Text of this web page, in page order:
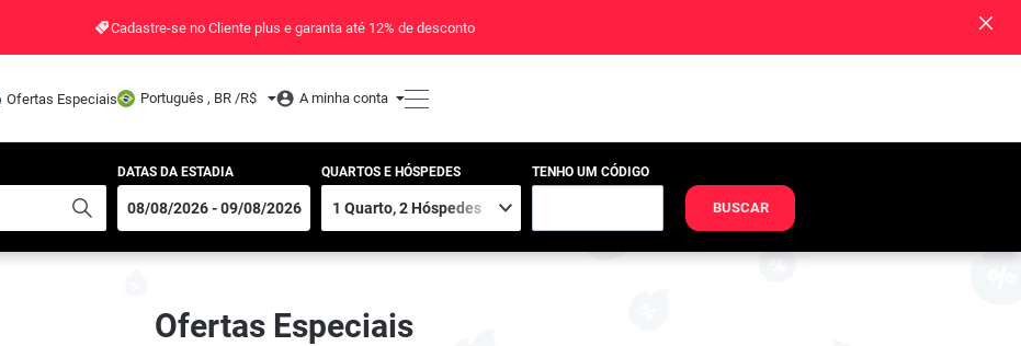
Cadastre-se no Cliente plus e garanta até 12% de desconto
Ofertas Especiais Português , BR /R$ A minha conta
DATAS DA ESTADIA QUARTOS E HÓSPEDES TENHO UM CÓDIGO
BUSCAR
Ofertas Especiais